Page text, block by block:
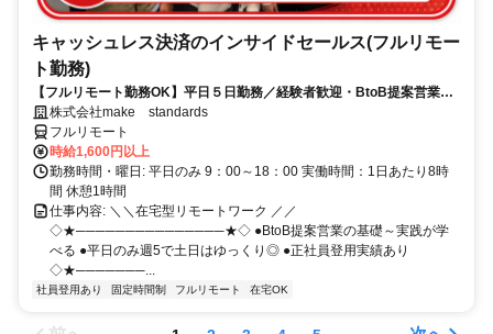
キャッシュレス決済のインサイドセールス(フルリモー
ト勤務)
【フルリモート勤務OK】平日５日勤務／経験者歓迎・BtoB提案営業で
スキルアップ
株式会社make standards
フルリモート
時給1,600円以上
勤務時間・曜日: 平日のみ 9：00～18：00 実働時間：1日あたり8時
間 休憩1時間
仕事内容: ＼＼在宅型リモートワーク ／／
◇★───────────────★◇ ●BtoB提案営業の基礎～実践が学
べる ●平日のみ週5で土日はゆっくり◎ ●正社員登用実績あり
◇★───────...
社員登用あり 固定時間制 フルリモート 在宅OK